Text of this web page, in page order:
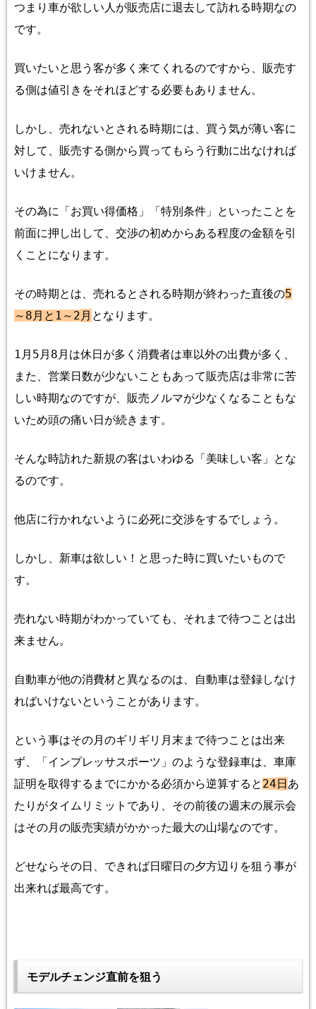
つまり車が欲しい人が販売店に退去して訪れる時期なの
です。
買いたいと思う客が多く来てくれるのですから、販売す
る側は値引きをそれほどする必要もありません。
しかし、売れないとされる時期には、買う気が薄い客に
対して、販売する側から買ってもらう行動に出なければ
いけません。
その為に「お買い得価格」「特別条件」といったことを
前面に押し出して、交渉の初めからある程度の金額を引
くことになります。
その時期とは、売れるとされる時期が終わった直後の5
～ 8月と 1 ～ 2月 となります。
1月 5月 8月は休日が多く消費者は車以外の出費が多く、
また、営業日数が少ないこともあって販売店は非常に苦
しい時期なのですが、販売ノルマが少なくなることもな
いため頭の痛い日が続きます。
そんな時訪れた新規の客はいわゆる「美味しい客」とな
るのです。
他店に行かれないように必死に交渉をするでしょう。
しかし、新車は欲しい！と思った時に買いたいもので
す。
売れない時期がわかっていても、それまで待つことは出
来ません。
自動車が他の消費材と異なるのは、自動車は登録しなけ
ればいけないということがあります。
という事はその月のギリギリ月末まで待つことは出来
ず、「インプレッサスポーツ」のような登録車は、車庫
証明を取得するまでにかかる必須から逆算すると 24日あ
たりがタイムリミットであり、その前後の週末の展示会
はその月の販売実績がかかった最大の山場なのです。
どせならその日、できれば日曜日の夕方辺りを狙う事が
出来れば最高です。
モデルチェンジ直前を狙う